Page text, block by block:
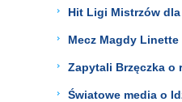
Hit Ligi Mistrzów dla
Mecz Magdy
Zapytali Brzęczka o
Światowe media o